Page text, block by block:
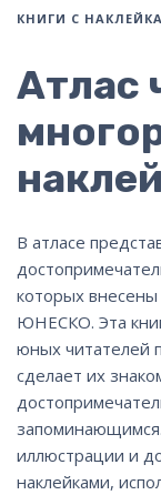
КНИГИ С
Атлас
В атласе
которых внесены
ЮНЕСКО. Эта
юных читателей
сделает их
иллюстрации и
наклейками,